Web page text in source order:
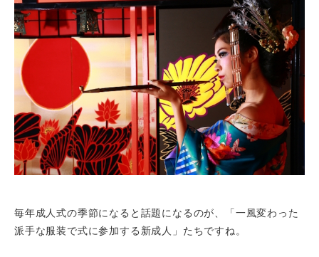
Pick up
ピックアップ店舗
Blog
スタッフブログ
Gallery
お客様ギャラリー
Kimono Yuubi
毎年成人式の季節になると話題になるのが、「一風変わった
派手な服装で式に参加する新成人」たちですね。